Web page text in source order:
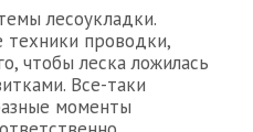
лесоукладки.
техники проводки,
чтобы леска ложилась
Все-таки
моменты